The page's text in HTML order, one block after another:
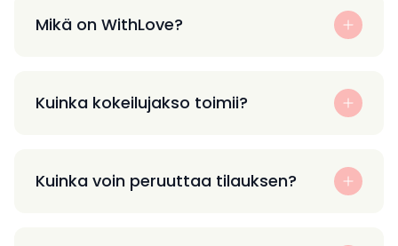
Mikä on WithLove?
Kuinka kokeilujakso toimii?
Kuinka voin peruuttaa tilauksen?